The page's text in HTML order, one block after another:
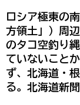
ロシア極東の
方領土」）周
のタコ空釣り
ていないこと
ず、北海道・
る。北海道新